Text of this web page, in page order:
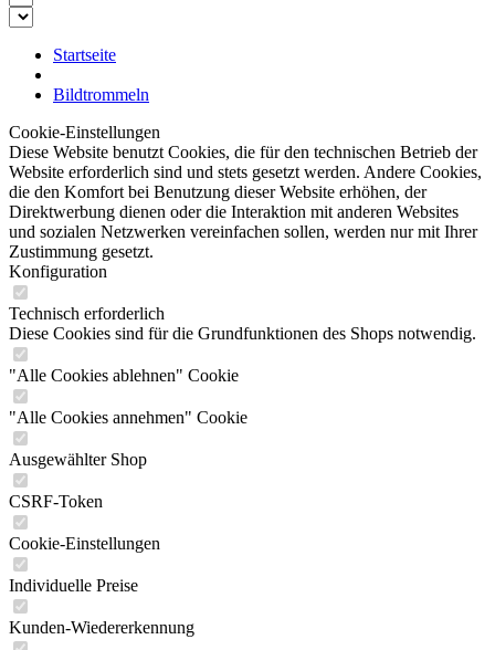
Startseite
Bildtrommeln
Cookie-Einstellungen
Diese Website benutzt Cookies, die für den technischen Betrieb der
Website erforderlich sind und stets gesetzt werden. Andere Cookies,
die den Komfort bei Benutzung dieser Website erhöhen, der
Direktwerbung dienen oder die Interaktion mit anderen Websites
und sozialen Netzwerken vereinfachen sollen, werden nur mit Ihrer
Zustimmung gesetzt.
Konfiguration
Technisch erforderlich
Diese Cookies sind für die Grundfunktionen des Shops notwendig.
"Alle Cookies ablehnen" Cookie
"Alle Cookies annehmen" Cookie
Ausgewählter Shop
CSRF-Token
Cookie-Einstellungen
Individuelle Preise
Kunden-Wiedererkennung